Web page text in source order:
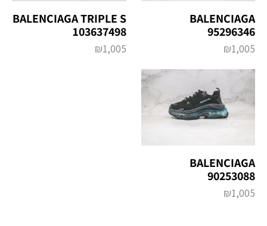
BALENCIAGA
95296346
₪1,005
BALENCIAGA TRIPLE S
103637498
₪1,005
BALENCIAGA
90253088
₪1,005